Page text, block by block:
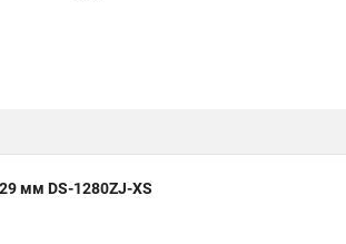
мм DS-1280ZJ-XS